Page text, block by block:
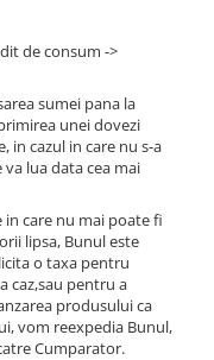
de consum ->
sumei pana la
unei dovezi
in cazul in care nu s-a
lua data cea mai
care nu mai poate fi
lipsa, Bunul este
o taxa pentru
caz,sau pentru a
produsului ca
vom reexpedia Bunul,
Cumparator.